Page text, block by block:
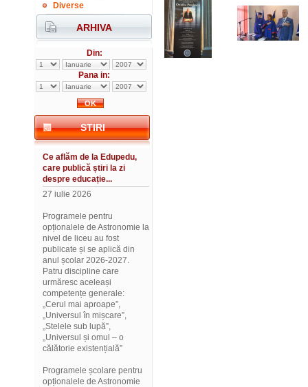
Diverse
ARHIVA
Din:
Pana in:
STIRI
Ce aflăm de la Edupedu,
care publică știri la zi
despre educație...
27 iulie 2026
Programele pentru
opționalele de Astronomie la
nivel de liceu au fost
publicate și se aplică din
anul școlar 2026-2027.
Patru discipline care
urmăresc aceleași
competențe generale:
„Cerul mai aproape”,
„Universul în mișcare”,
„Stelele sub lupă”,
„Universul și omul – o
călătorie existențială”
Programele școlare pentru
opționalele de Astronomie